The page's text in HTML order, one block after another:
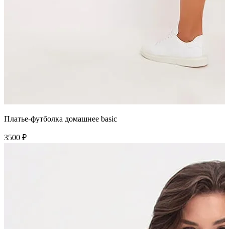
Платье-футболка домашнее basic
3500 ₽